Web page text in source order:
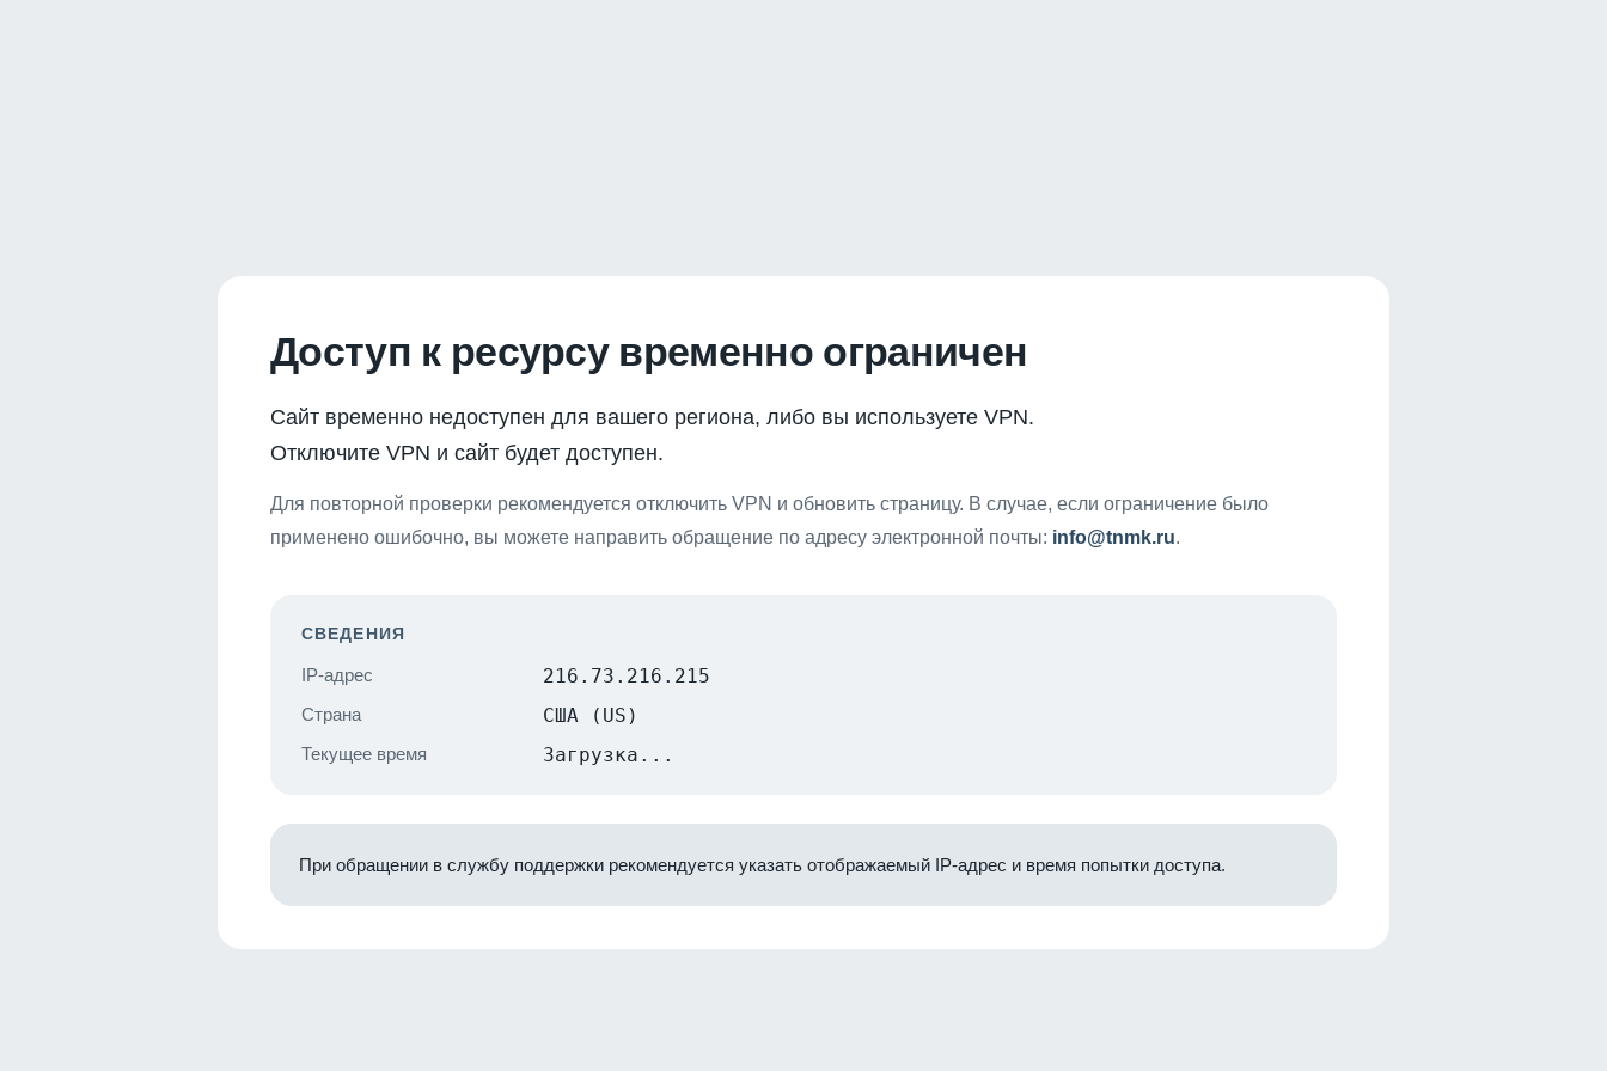
Доступ к ресурсу временно ограничен
Сайт временно недоступен для вашего региона, либо вы используете VPN.
Отключите VPN и сайт будет доступен.
Для повторной проверки рекомендуется отключить VPN и обновить страницу. В случае, если ограничение было
применено ошибочно, вы можете направить обращение по адресу электронной почты: info@tnmk.ru.
СВЕДЕНИЯ
IP-адрес 216.73.216.215
Страна США (US)
Текущее время Загрузка...
При обращении в службу поддержки рекомендуется указать отображаемый IP-адрес и время попытки доступа.